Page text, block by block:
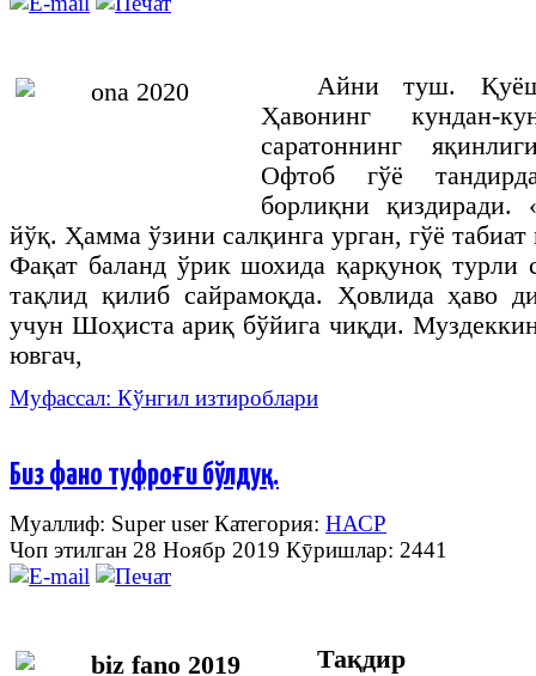
Айни туш.
Ҳавонинг кундан-
саратоннинг
Офтоб гўё
борлиқни қиздиради.
йўқ. Ҳамма ўзини салқинга урган, гўё
Фақат баланд ўрик шохида қарқуноқ турли
тақлид қилиб сайрамоқда. Ҳовлида ҳаво
учун Шоҳиста ариқ бўйига чиқди.
ювгач,
Муфассал: Кўнгил изтироблари
Биз фано туфроғи бўлдуқ…
Муаллиф: Super userКатегория: НАСР
Чоп этилган 28 Ноябр 2019 Кӯришлар: 2441
Тақдир